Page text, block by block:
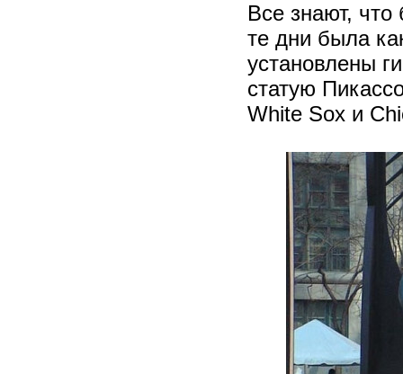
Все знают,
те дни была
установлены
статую
White Sox и